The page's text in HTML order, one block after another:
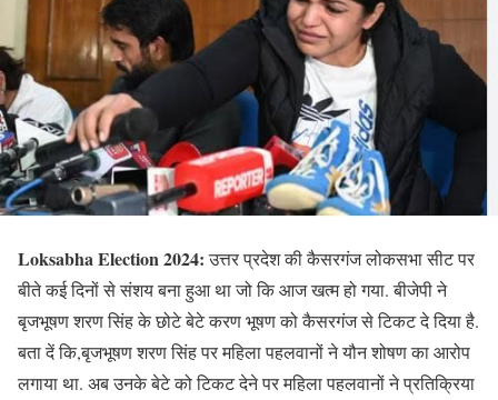
Loksabha Election 2024:उत्तर प्रदेश की कैसरगंज लोकसभा सीट पर
बीते कई दिनों से संशय बना हुआ था जो कि आज खत्म हो गया. बीजेपी ने
बृजभूषण शरण सिंह के छोटे बेटे करण भूषण को कैसरगंज से टिकट दे दिया है.
बता दें कि,बृजभूषण शरण सिंह पर महिला पहलवानों ने यौन शोषण का आरोप
लगाया था. अब उनके बेटे को टिकट देने पर महिला पहलवानों ने प्रतिक्रिया